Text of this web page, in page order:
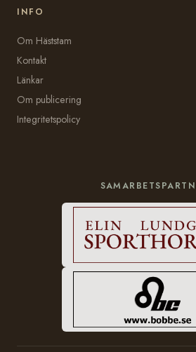
INFO
Om Häststam
Kontakt
Länkar
Om publicering
Integritetspolicy